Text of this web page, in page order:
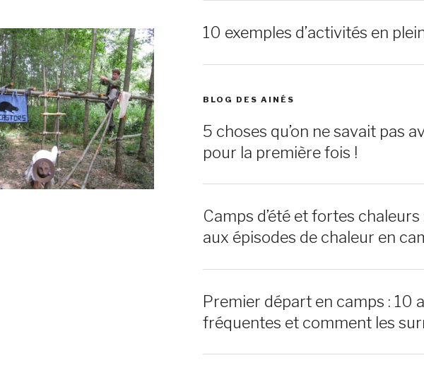
10 exemples d’activités en
BLOG DES AINÉS
5 choses qu’on ne savait pas
pour la première fois !
Camps d’été et fortes
aux épisodes de chaleur en
Premier départ en camps : 10
fréquentes et comment les